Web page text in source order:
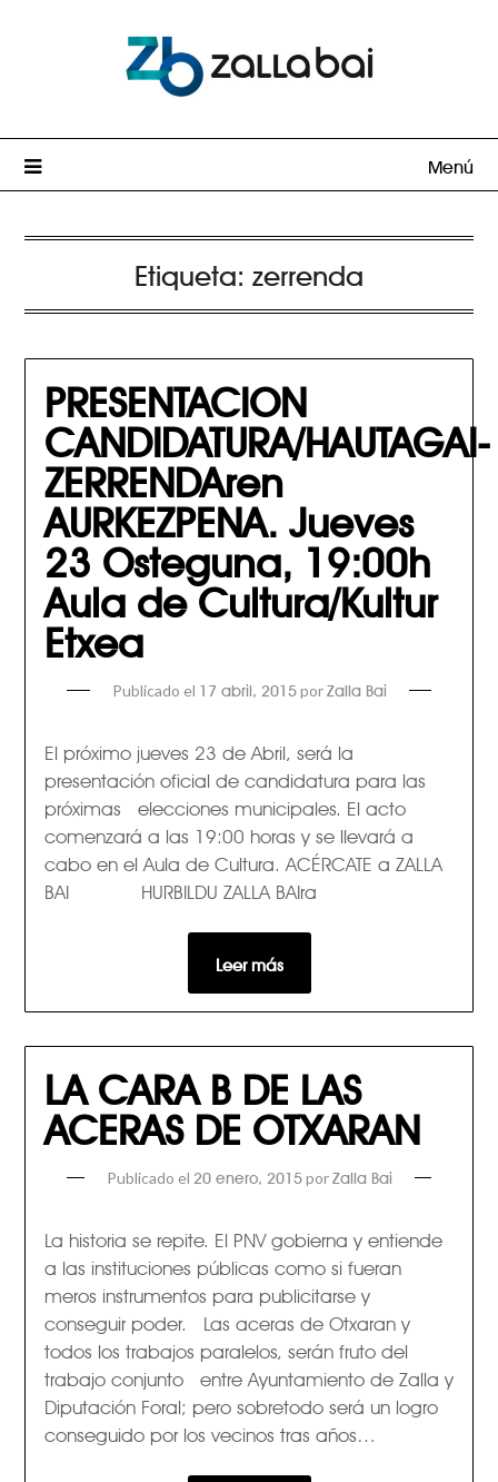
Menú
Etiqueta: zerrenda
PRESENTACION
CANDIDATURA/HAUTAGAI-
ZERRENDAren
AURKEZPENA. Jueves
23 Osteguna, 19:00h
Aula de Cultura/Kultur
Etxea
Publicado el 17 abril, 2015por Zalla Bai
El próximo jueves 23 de Abril, será la
presentación oficial de candidatura para las
próximas elecciones municipales. El acto
comenzará a las 19:00 horas y se llevará a
cabo en el Aula de Cultura. ACÉRCATE a ZALLA
BAI HURBILDU ZALLA BAIra
Leer más
LA CARA B DE LAS
ACERAS DE OTXARAN
Publicado el 20 enero, 2015por Zalla Bai
La historia se repite. El PNV gobierna y entiende
a las instituciones públicas como si fueran
meros instrumentos para publicitarse y
conseguir poder. Las aceras de Otxaran y
todos los trabajos paralelos, serán fruto del
trabajo conjunto entre Ayuntamiento de Zalla y
Diputación Foral; pero sobretodo será un logro
conseguido por los vecinos tras años…